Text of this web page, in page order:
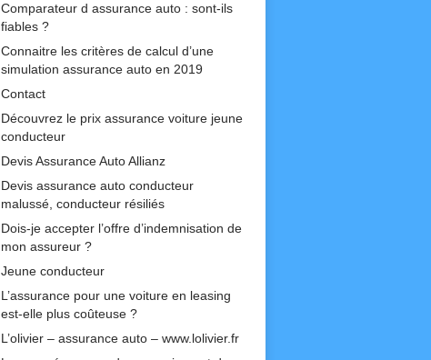
Comparateur d assurance auto : sont-ils
fiables ?
Connaitre les critères de calcul d’une
simulation assurance auto en 2019
Contact
Découvrez le prix assurance voiture jeune
conducteur
Devis Assurance Auto Allianz
Devis assurance auto conducteur
malussé, conducteur résiliés
Dois-je accepter l’offre d’indemnisation de
mon assureur ?
Jeune conducteur
L’assurance pour une voiture en leasing
est-elle plus coûteuse ?
L’olivier – assurance auto – www.lolivier.fr